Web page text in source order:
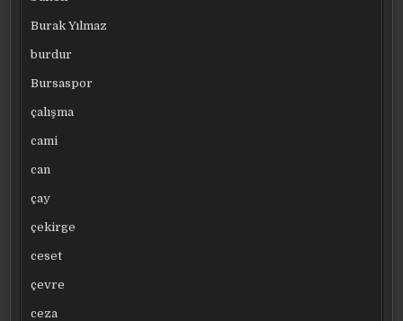
Burak Yılmaz
burdur
Bursaspor
çalışma
cami
can
çay
çekirge
ceset
çevre
ceza